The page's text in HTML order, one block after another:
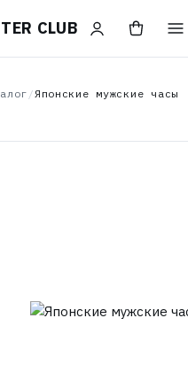
CLUB
/Японские мужские часы